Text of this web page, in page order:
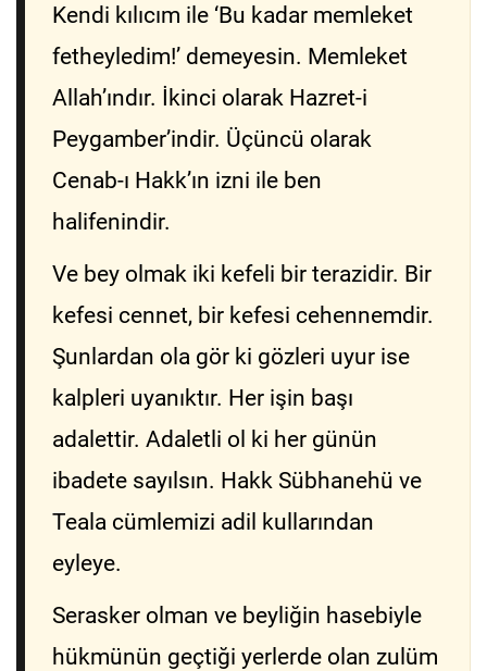
Kendi kılıcım ile ‘Bu kadar memleket
fetheyledim!’ demeyesin. Memleket
Allah’ındır. İkinci olarak Hazret-i
Peygamber’indir. Üçüncü olarak
Cenab-ı Hakk’ın izni ile ben
halifenindir.
Ve bey olmak iki kefeli bir terazidir. Bir
kefesi cennet, bir kefesi cehennemdir.
Şunlardan ola gör ki gözleri uyur ise
kalpleri uyanıktır. Her işin başı
adalettir. Adaletli ol ki her günün
ibadete sayılsın. Hakk Sübhanehü ve
Teala cümlemizi adil kullarından
eyleye.
Serasker olman ve beyliğin hasebiyle
hükmünün geçtiği yerlerde olan zulüm